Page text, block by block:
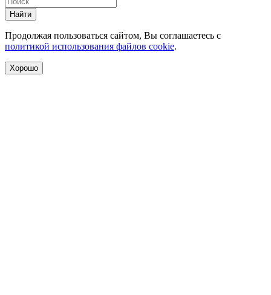
Найти
Продолжая пользоваться сайтом, Вы соглашаетесь с
политикой использования файлов cookie.
Хорошо